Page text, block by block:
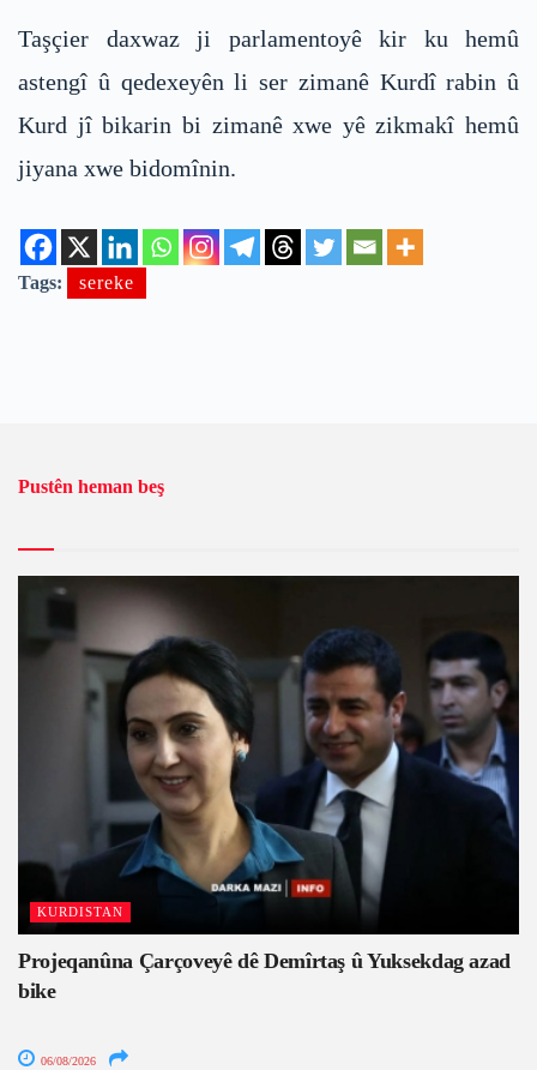
Taşçier daxwaz ji parlamentoyê kir ku hemû
astengî û qedexeyên li ser zimanê Kurdî rabin û
Kurd jî bikarin bi zimanê xwe yê zikmakî hemû
jiyana xwe bidomînin.
Tags: sereke
Pustên heman beş
KURDISTAN
Projeqanûna Çarçoveyê dê Demîrtaş û Yuksekdag azad
bike
06/08/2026